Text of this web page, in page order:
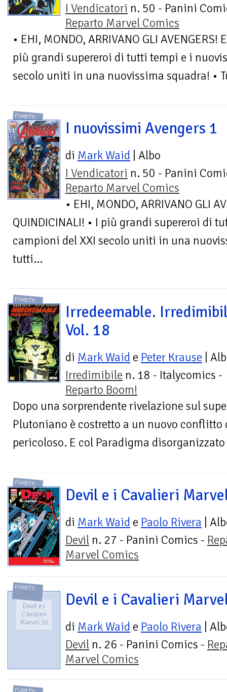
I Vendicatori n. 50 - Panini
Reparto Marvel Comics
• EHI, MONDO, ARRIVANO GLI AVENGERS!
più grandi supereroi di tutti tempi e i
secolo uniti in una nuovissima squadra! •
FUMETTI
I nuovissimi Avengers 1
di Mark Waid | Albo
I Vendicatori n. 50 - Panini
Reparto Marvel Comics
• EHI, MONDO, ARRIVANO GLI
QUINDICINALI! • I più grandi supereroi di
campioni del XXI secolo uniti in una
tutti...
FUMETTI
Irredeemable.
Vol. 18
di Mark Waid e Peter Krause |
Irredimibile n. 18 - Italycomics -
Reparto Boom!
Dopo una sorprendente rivelazione sul
Plutoniano è costretto a un nuovo
pericoloso. E col Paradigma
FUMETTI
Devil e i Cavalieri
di Mark Waid e Paolo Rivera |
Devil n. 27 - Panini Comics -
Marvel Comics
FUMETTI
Devil e i
Cavalieri
Marvel 26
Devil e i Cavalieri
di Mark Waid e Paolo Rivera |
Devil n. 26 - Panini Comics -
Marvel Comics